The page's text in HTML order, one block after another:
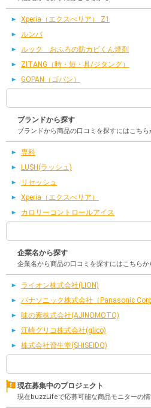
Xperia（エクスぺリア） Z1
ルンバ
ルック おふろの防カビくん煙剤
ZITANG（時・短・具/ジタング）
GOPAN（ゴパン）
ブランドから探す
ブランドから商品の口コミを探すにはこちら
専科
LUSH(ラッシュ)
リセッシュ
Xperia（エクスぺリア）
カロリーコントロールアイス
企業名から探す
企業名から商品の口コミを探すにはこちらか
ライオン株式会社(LION)
パナソニック株式会社（Panasonic
味の素株式会社(AJINOMOTO)
江崎グリコ株式会社(glico)
株式会社資生堂(SHISEIDO)
現在募集中のプロジェクト
現在buzzLifeで応募可能な商品モニターの情